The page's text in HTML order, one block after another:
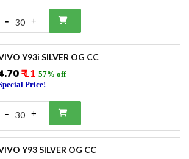
- 30 +
Y93i SILVER OG CC
₹ 11 57% off
Price!
- 30 +
Y93 SILVER OG CC